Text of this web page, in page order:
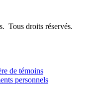
Tous droits réservés.
de témoins
personnels